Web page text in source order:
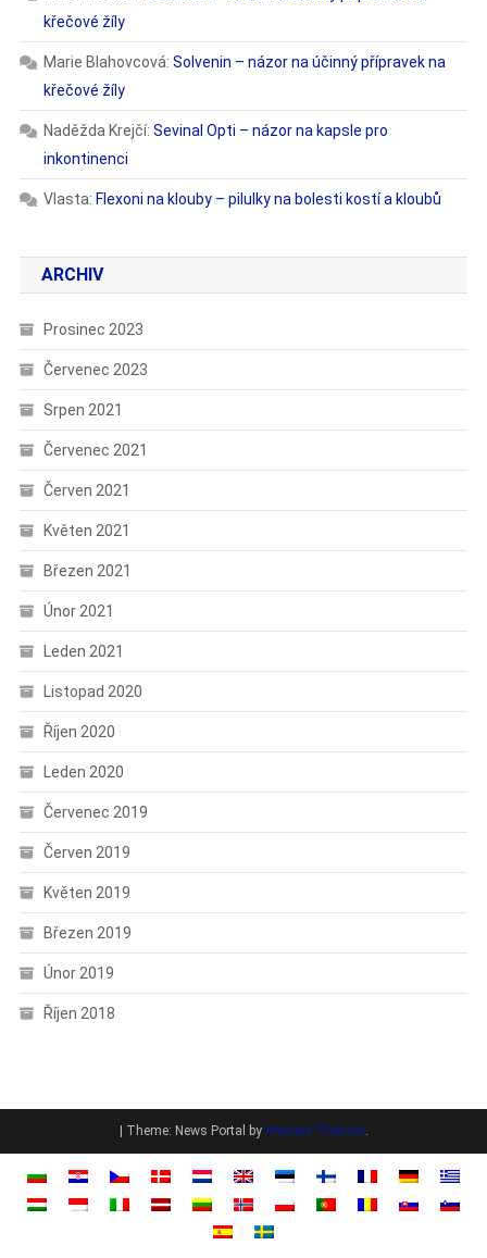
křečové žíly
Marie Blahovcová: Solvenin – názor na účinný přípravek na
křečové žíly
Naděžda Krejčí: Sevinal Opti – názor na kapsle pro
inkontinenci
Vlasta: Flexoni na klouby – pilulky na bolesti kostí a kloubů
ARCHIV
Prosinec 2023
Červenec 2023
Srpen 2021
Červenec 2021
Červen 2021
Květen 2021
Březen 2021
Únor 2021
Leden 2021
Listopad 2020
Říjen 2020
Leden 2020
Červenec 2019
Červen 2019
Květen 2019
Březen 2019
Únor 2019
Říjen 2018
Theme: News Portal by Mystery Themes.